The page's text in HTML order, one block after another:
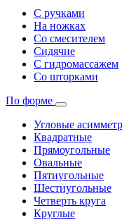
С ручками
На ножках
Со смесителем
Сидячие
С гидромассажем
Со шторками
По форме
Угловые
Квадратные
Прямоугольные
Овальные
Пятиугольные
Шестиугольные
Четверть круга
Круглые